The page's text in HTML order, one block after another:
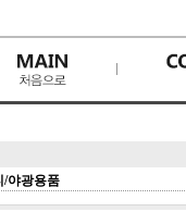
/야광용품